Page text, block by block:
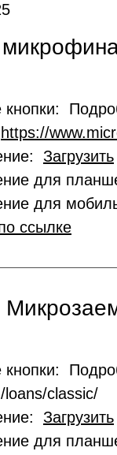
кнопки:
https://
Загрузить
для
для
ссылке
кнопки:
classic/
Загрузить
для